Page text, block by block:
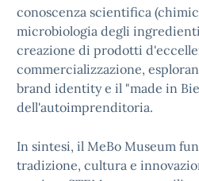
conoscenza scientifica
microbiologia degli
creazione di prodotti
commercializzazione,
brand identity e il "made in
dell'autoimprenditoria.
In sintesi, il MeBo Museum
tradizione, cultura e